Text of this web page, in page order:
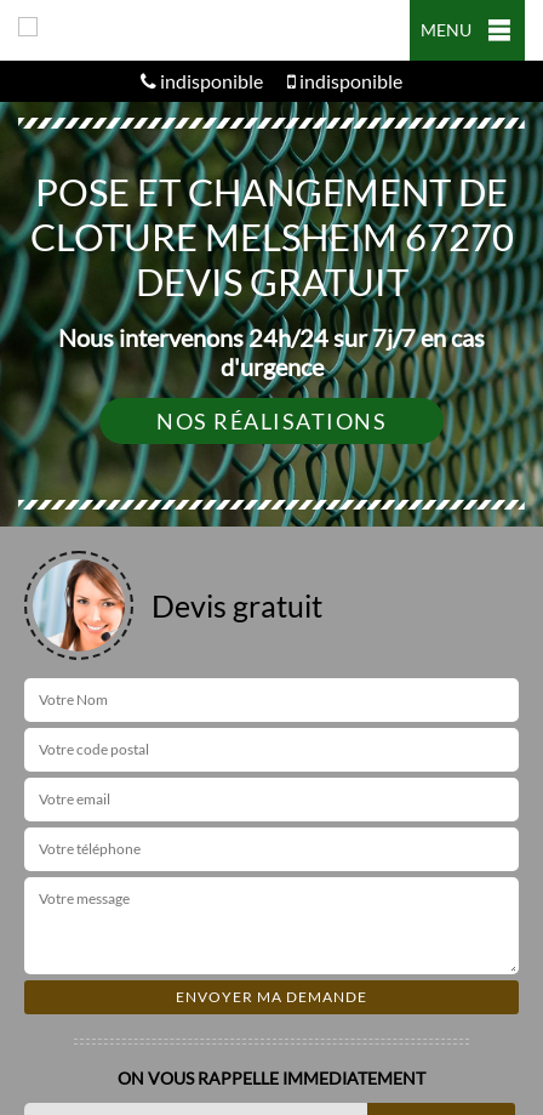
MENU
indisponible indisponible
POSE ET CHANGEMENT DE
CLOTURE MELSHEIM 67270
DEVIS GRATUIT
Nous intervenons 24h/24 sur 7j/7 en cas
d'urgence
NOS RÉALISATIONS
Devis gratuit
ON VOUS RAPPELLE IMMEDIATEMENT